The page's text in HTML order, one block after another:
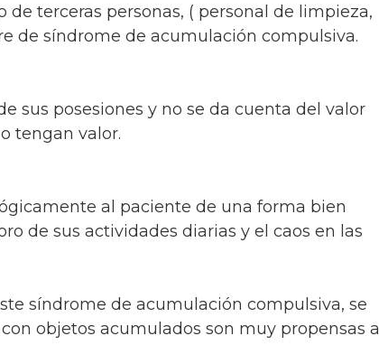
terceras personas, ( personal de limpieza,
de síndrome de acumulación compulsiva.
sus posesiones y no se da cuenta del valor
tengan valor.
al paciente de una forma bien
de sus actividades diarias y el caos en las
síndrome de acumulación compulsiva, se
objetos acumulados son muy propensas a